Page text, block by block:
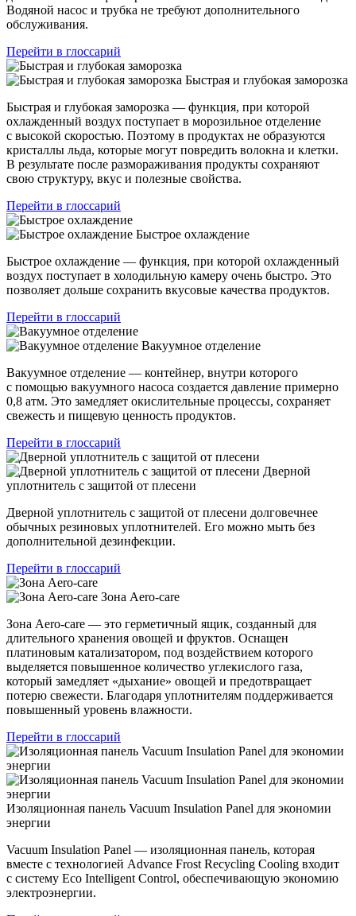
Водяной насос и трубка не требуют дополнительного
обслуживания.
Перейти в глоссарий
Быстрая и глубокая заморозка
Быстрая и глубокая заморозка — функция, при которой
охлажденный воздух поступает в морозильное отделение
с высокой скоростью. Поэтому в продуктах не образуются
кристаллы льда, которые могут повредить волокна и клетки.
В результате после размораживания продукты сохраняют
свою структуру, вкус и полезные свойства.
Перейти в глоссарий
Быстрое охлаждение
Быстрое охлаждение — функция, при которой охлажденный
воздух поступает в холодильную камеру очень быстро. Это
позволяет дольше сохранить вкусовые качества продуктов.
Перейти в глоссарий
Вакуумное отделение
Вакуумное отделение — контейнер, внутри которого
с помощью вакуумного насоса создается давление примерно
0,8 атм. Это замедляет окислительные процессы, сохраняет
свежесть и пищевую ценность продуктов.
Перейти в глоссарий
Дверной
уплотнитель с защитой от плесени
Дверной уплотнитель с защитой от плесени долговечнее
обычных резиновых уплотнителей. Его можно мыть без
дополнительной дезинфекции.
Перейти в глоссарий
Зона Aero-care
Зона Aero-care — это герметичный ящик, созданный для
длительного хранения овощей и фруктов. Оснащен
платиновым катализатором, под воздействием которого
выделяется повышенное количество углекислого газа,
который замедляет «дыхание» овощей и предотвращает
потерю свежести. Благодаря уплотнителям поддерживается
повышенный уровень влажности.
Перейти в глоссарий
Изоляционная панель Vacuum Insulation Panel для экономии
энергии
Vacuum Insulation Panel — изоляционная панель, которая
вместе с технологией Advance Frost Recycling Cooling входит
с систему Eco Intelligent Control, обеспечивающую экономию
электроэнергии.